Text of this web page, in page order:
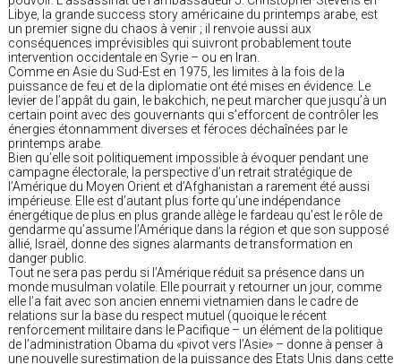
Libye, la grande success story américaine du printemps arabe, est
un premier signe du chaos à venir ; il renvoie aussi aux
conséquences imprévisibles qui suivront probablement toute
intervention occidentale en Syrie – ou en Iran.
Comme en Asie du Sud-Est en 1975, les limites à la fois de la
puissance de feu et de la diplomatie ont été mises en évidence. Le
levier de l’appât du gain, le bakchich, ne peut marcher que jusqu’à un
certain point avec des gouvernants qui s’efforcent de contrôler les
énergies étonnamment diverses et féroces déchaînées par le
printemps arabe.
Bien qu’elle soit politiquement impossible à évoquer pendant une
campagne électorale, la perspective d’un retrait stratégique de
l’Amérique du Moyen Orient et d’Afghanistan a rarement été aussi
impérieuse. Elle est d’autant plus forte qu’une indépendance
énergétique de plus en plus grande allège le fardeau qu’est le rôle de
gendarme qu’assume l’Amérique dans la région et que son supposé
allié, Israël, donne des signes alarmants de transformation en
danger public.
Tout ne sera pas perdu si l’Amérique réduit sa présence dans un
monde musulman volatile. Elle pourrait y retourner un jour, comme
elle l’a fait avec son ancien ennemi vietnamien dans le cadre de
relations sur la base du respect mutuel (quoique le récent
renforcement militaire dans le Pacifique – un élément de la politique
de l’administration Obama du «pivot vers l’Asie» – donne à penser à
une nouvelle surestimation de la puissance des Etats Unis dans cette